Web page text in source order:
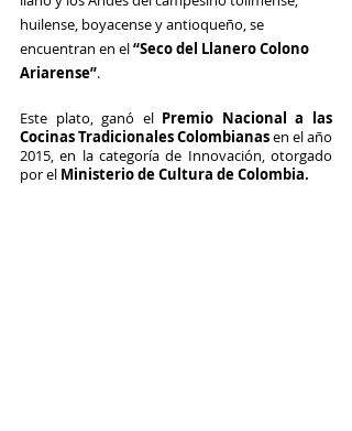
huilense, boyacense y antioqueño, se
encuentran en el “Seco del Llanero Colono
Ariarense”.
Este plato, ganó el Premio Nacional a las
Cocinas Tradicionales Colombianas en el año
2015, en la categoría de Innovación, otorgado
por el Ministerio de Cultura de Colombia.